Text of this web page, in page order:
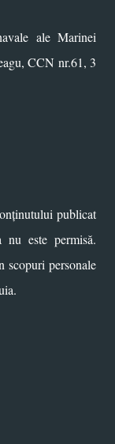
ale Marinei
CCN nr.61, 3
publicat
nu este permisă.
personale